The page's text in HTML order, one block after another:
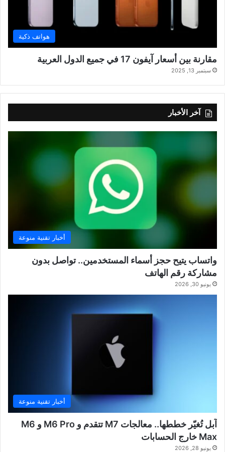
هواتف ذكية
مقارنة بين أسعار آيفون 17 في جميع الدول العربية
سبتمبر 13, 2025
آخر الأخبار
أخبار تقنية منوعة
واتساب يتيح حجز أسماء المستخدمين.. تواصل بدون
مشاركة رقم الهاتف
يونيو 30, 2026
أخبار تقنية منوعة
آبل تُغيّر خططها.. معالجات M7 تتقدم و M6 Pro و M6
Max خارج الحسابات
يونيو 28, 2026